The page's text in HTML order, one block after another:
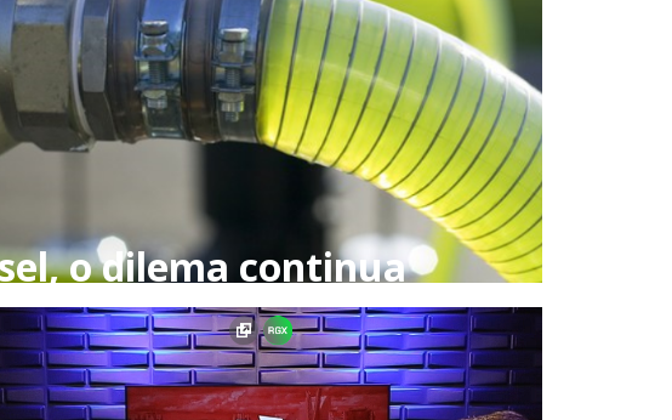
o dilema continua